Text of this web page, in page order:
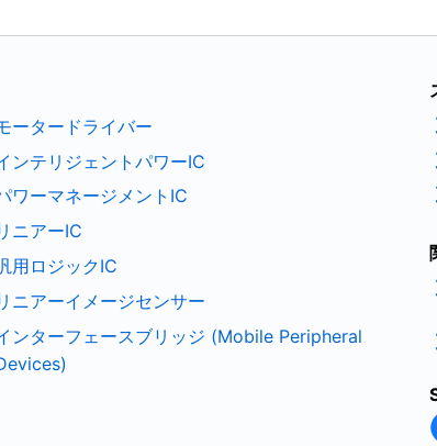
ータードライバー
ンテリジェントパワーIC
ワーマネージメントIC
ニアーIC
用ロジックIC
ニアーイメージセンサー
ンターフェースブリッジ (Mobile Peripheral